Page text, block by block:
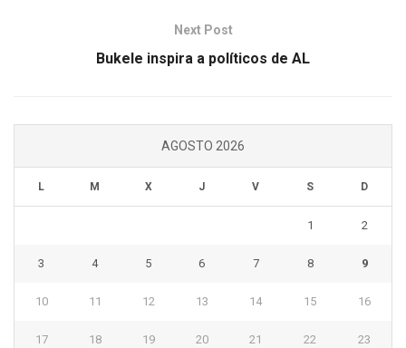
Next Post
Bukele inspira a políticos de AL
AGOSTO 2026
L M X J V S D
1 2
3 4 5 6 7 8 9
10 11 12 13 14 15 16
17 18 19 20 21 22 23